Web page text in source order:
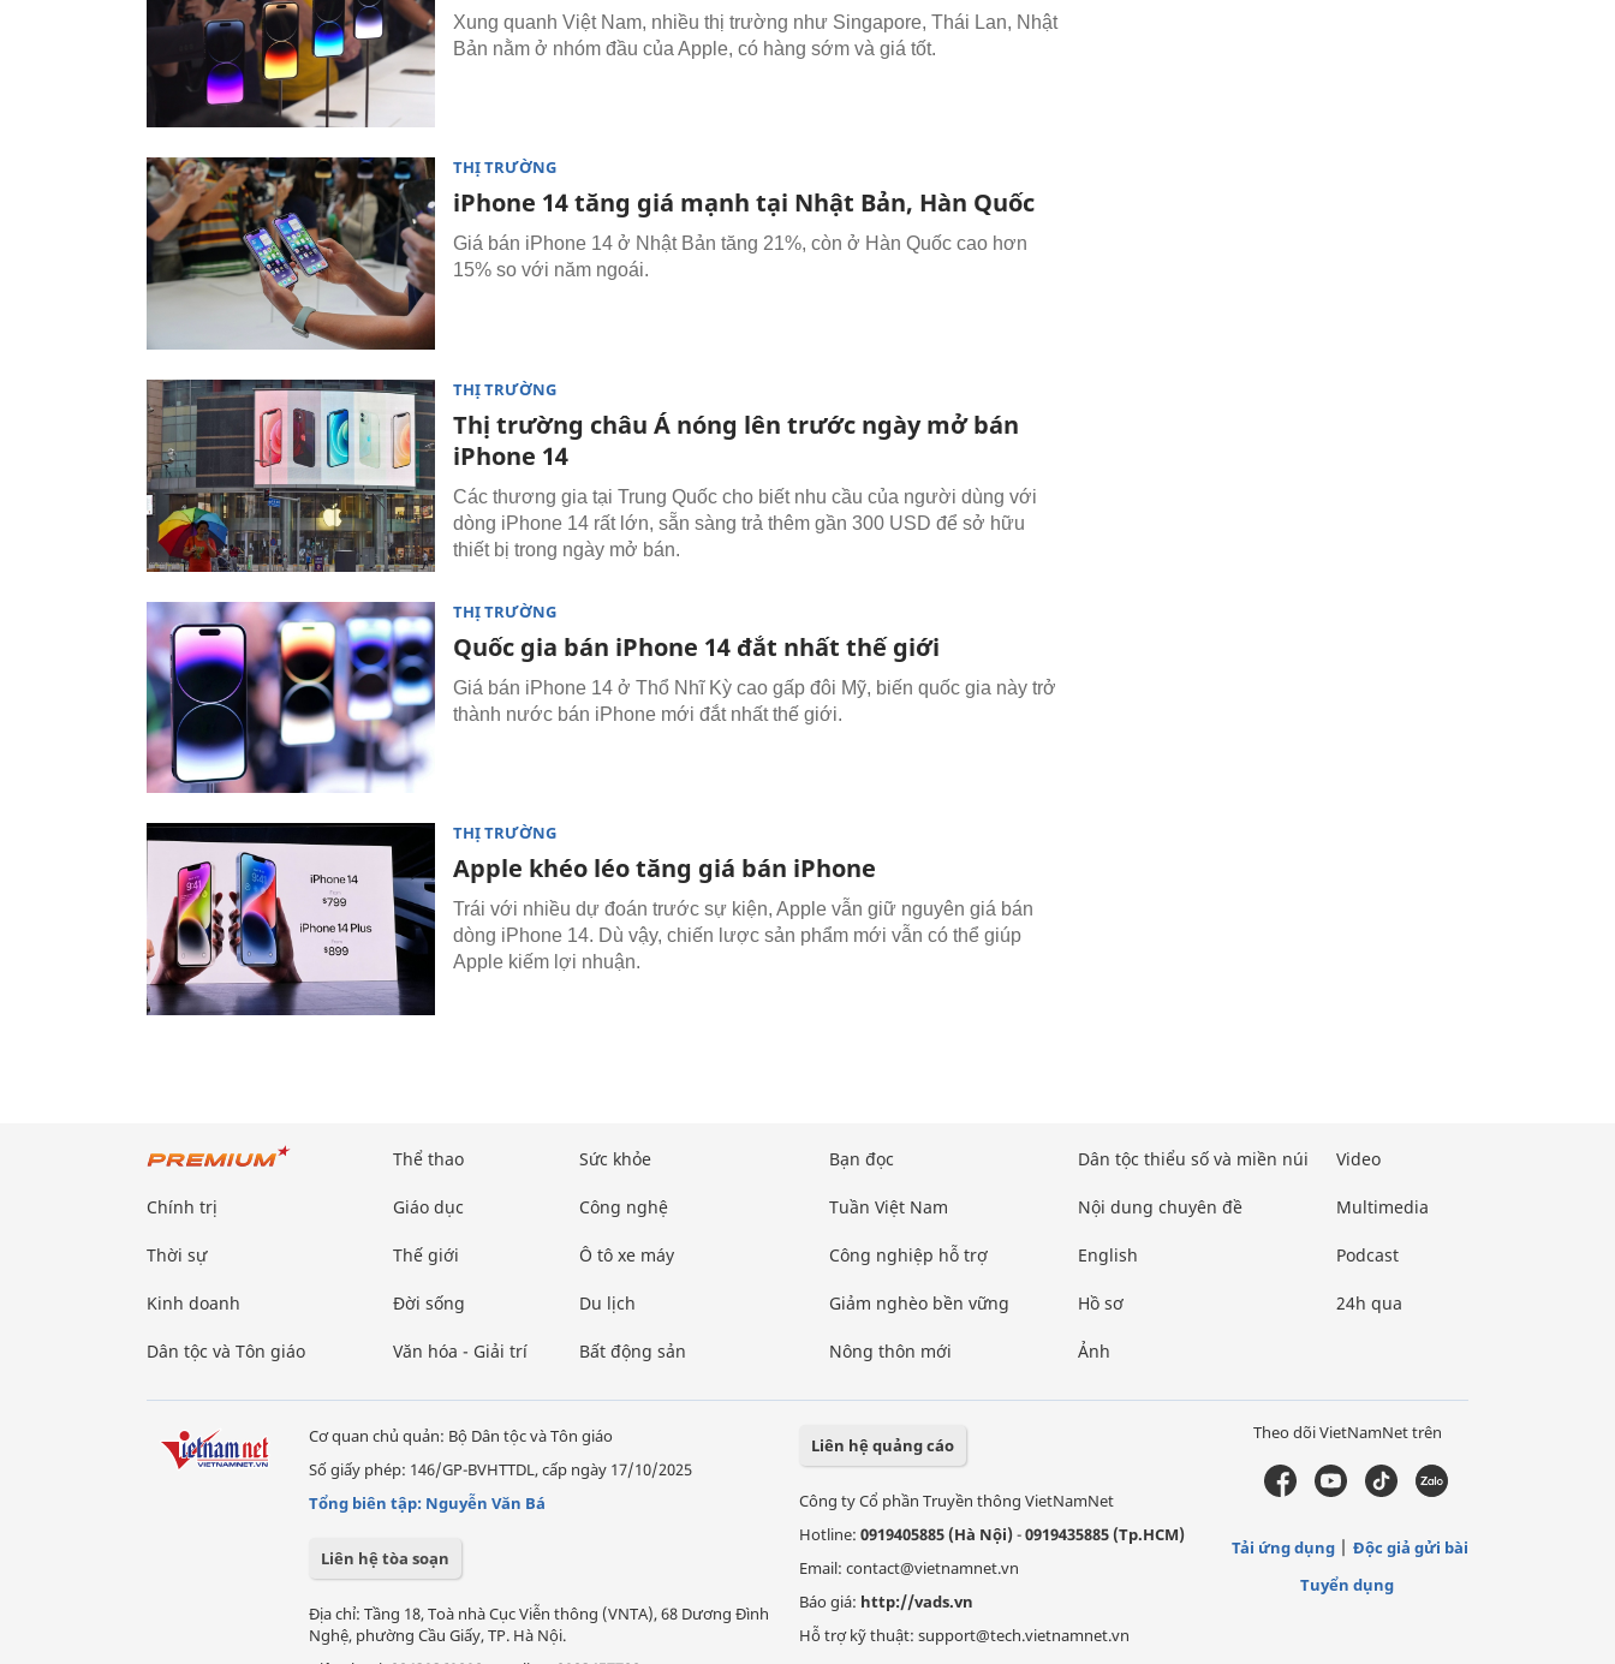
Xung quanh Việt Nam, nhiều thị trường như Singapore, Thái Lan, Nhật
Bản nằm ở nhóm đầu của Apple, có hàng sớm và giá tốt.
THỊ TRƯỜNG
iPhone 14 tăng giá mạnh tại Nhật Bản, Hàn Quốc
Giá bán iPhone 14 ở Nhật Bản tăng 21%, còn ở Hàn Quốc cao hơn
15% so với năm ngoái.
THỊ TRƯỜNG
Thị trường châu Á nóng lên trước ngày mở bán
iPhone 14
Các thương gia tại Trung Quốc cho biết nhu cầu của người dùng với
dòng iPhone 14 rất lớn, sẵn sàng trả thêm gần 300 USD để sở hữu
thiết bị trong ngày mở bán.
THỊ TRƯỜNG
Quốc gia bán iPhone 14 đắt nhất thế giới
Giá bán iPhone 14 ở Thổ Nhĩ Kỳ cao gấp đôi Mỹ, biến quốc gia này trở
thành nước bán iPhone mới đắt nhất thế giới.
THỊ TRƯỜNG
Apple khéo léo tăng giá bán iPhone
Trái với nhiều dự đoán trước sự kiện, Apple vẫn giữ nguyên giá bán
dòng iPhone 14. Dù vậy, chiến lược sản phẩm mới vẫn có thể giúp
Apple kiếm lợi nhuận.
Chính trị
Thời sự
Kinh doanh
Dân tộc và Tôn giáo
Thể thao
Giáo dục
Thế giới
Đời sống
Văn hóa - Giải trí
Sức khỏe
Công nghệ
Ô tô xe máy
Du lịch
Bất động sản
Bạn đọc
Tuần Việt Nam
Công nghiệp hỗ trợ
Giảm nghèo bền vững
Nông thôn mới
Dân tộc thiểu số và miền núi
Nội dung chuyên đề
English
Hồ sơ
Ảnh
Video
Multimedia
Podcast
24h qua
Cơ quan chủ quản: Bộ Dân tộc và Tôn giáo
Số giấy phép: 146/GP-BVHTTDL, cấp ngày 17/10/2025
Tổng biên tập: Nguyễn Văn Bá
Liên hệ tòa soạn
Địa chỉ: Tầng 18, Toà nhà Cục Viễn thông (VNTA), 68 Dương Đình
Nghệ, phường Cầu Giấy, TP. Hà Nội.
Liên hệ quảng cáo
Công ty Cổ phần Truyền thông VietNamNet
Hotline: 0919405885 (Hà Nội)-0919435885 (Tp.HCM)
Email: contact@vietnamnet.vn
Báo giá: http://vads.vn
Hỗ trợ kỹ thuật: support@tech.vietnamnet.vn
Theo dõi VietNamNet trên
Tải ứng dụng
Độc giả gửi bài
Tuyển dụng